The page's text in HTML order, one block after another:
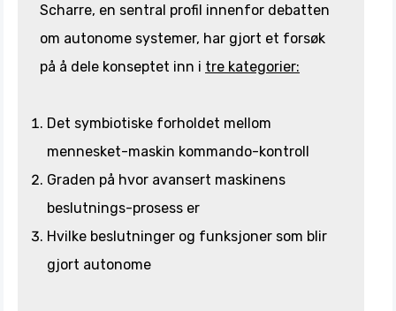
Scharre, en sentral profil innenfor debatten
om autonome systemer, har gjort et forsøk
på å dele konseptet inn i tre kategorier:
Det symbiotiske forholdet mellom
mennesket-maskin kommando-kontroll
Graden på hvor avansert maskinens
beslutnings-prosess er
Hvilke beslutninger og funksjoner som blir
gjort autonome